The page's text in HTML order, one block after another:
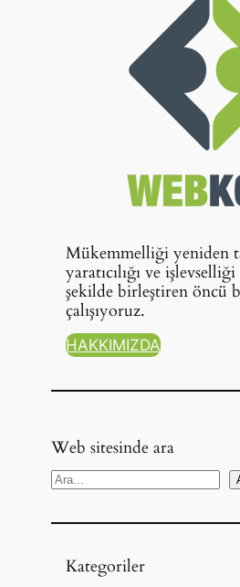
Mükemmelliği yeniden
yaratıcılığı ve
şekilde birleştiren öncü
çalışıyoruz.
HAKKIMIZDA
Web sitesinde ara
A
a
Kategoriler